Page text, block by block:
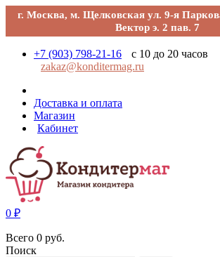
г. Москва, м. Щелковская ул. 9-я
Вектор э. 2 пав. 7
+7 (903) 798-21-16
с 10 до 20 часов
zakaz@konditermag.ru
Доставка и оплата
Магазин
Кабинет
0 ₽
Всего 0 руб.
Поиск